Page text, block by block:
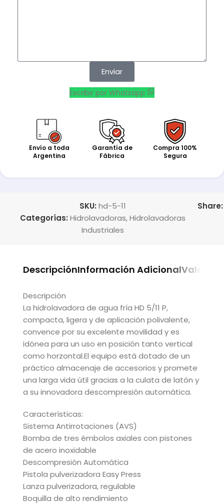
Enviar
Escribir por Whatsapp
Envío a toda
Argentina
Garantía de
Fábrica
Compra 100%
Segura
SKU: hd-5-11
Categorías: Hidrolavadoras, Hidrolavadoras
Industriales
Share:
DescripciónInformación Adicional
Descripción
La hidrolavadora de agua fría HD 5/11 P,
compacta, ligera y de aplicación polivalente,
convence por su excelente movilidad y es
idónea para un uso en posición tanto vertical
como horzontal.El equipo está dotado de un
práctico almacenaje de accesorios y promete
una larga vida útil gracias a la culata de latón y
a su innovadora descompresión automática.
Características:
Sistema Antirrotaciones (AVS)
Bomba de tres émbolos axiales con pistones
de acero inoxidable
Descompresión Automática
Pistola pulverizadora Easy Press
Lanza pulverizadora, regulable
Boquilla de alto rendimiento